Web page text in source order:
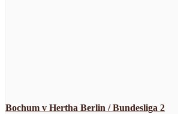
Bochum v Hertha Berlin / Bundesliga 2